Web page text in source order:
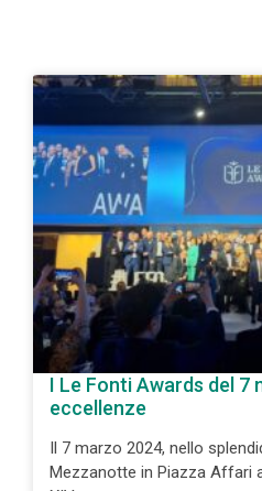
I Le Fonti Awards del 7
eccellenze
Il 7 marzo 2024, nello
Mezzanotte in Piazza Affari